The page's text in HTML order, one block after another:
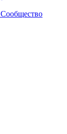
Сообщество